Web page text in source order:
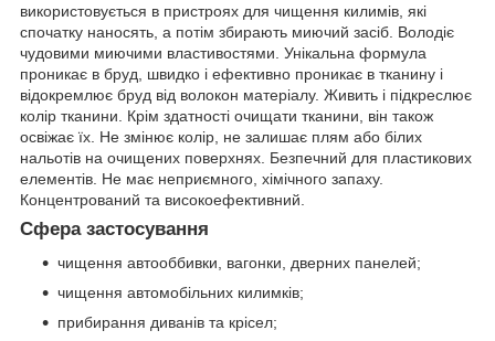
використовується в пристроях для чищення килимів, які
спочатку наносять, а потім збирають миючий засіб. Володіє
чудовими миючими властивостями. Унікальна формула
проникає в бруд, швидко і ефективно проникає в тканину і
відокремлює бруд від волокон матеріалу. Живить і підкреслює
колір тканини. Крім здатності очищати тканини, він також
освіжає їх. Не змінює колір, не залишає плям або білих
нальотів на очищених поверхнях. Безпечний для пластикових
елементів. Не має неприємного, хімічного запаху.
Концентрований та високоефективний.
Сфера застосування
чищення автооббивки, вагонки, дверних панелей;
чищення автомобільних килимків;
прибирання диванів та крісел;